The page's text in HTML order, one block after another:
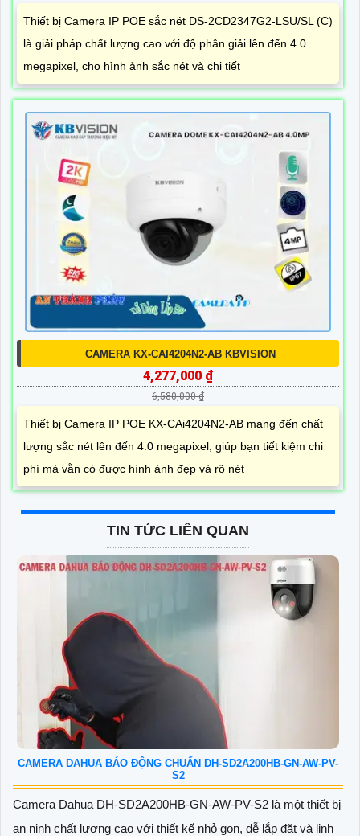
Thiết bị Camera IP POE sắc nét DS-2CD2347G2-LSU/SL (C)
là giải pháp chất lượng cao với độ phân giải lên đến 4.0
megapixel, cho hình ảnh sắc nét và chi tiết
CAMERA KX-CAI4204N2-AB KBVISION
4,277,000 ₫
6,580,000 ₫
Thiết bị Camera IP POE KX-CAi4204N2-AB mang đến chất
lượng sắc nét lên đến 4.0 megapixel, giúp bạn tiết kiệm chi
phí mà vẫn có được hình ảnh đẹp và rõ nét
TIN TỨC LIÊN QUAN
CAMERA DAHUA BÁO ĐỘNG CHUẨN DH-SD2A200HB-GN-AW-PV-
S2
Camera Dahua DH-SD2A200HB-GN-AW-PV-S2 là một thiết bị
an ninh chất lượng cao với thiết kế nhỏ gọn, dễ lắp đặt và linh